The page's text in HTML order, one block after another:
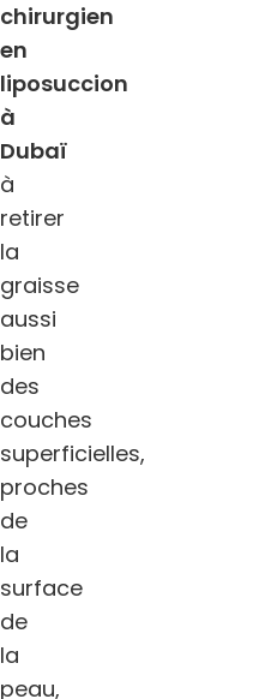
chirurgien
en
liposuccion
à
Dubaï
à
retirer
la
graisse
aussi
bien
des
couches
superficielles,
proches
de
la
surface
de
la
peau,